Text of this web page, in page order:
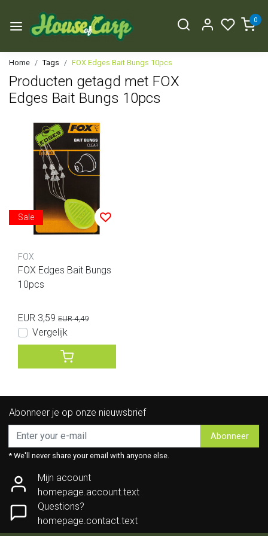
0
Home Tags FOX Edges Bait Bungs 10pcs
Producten getagd met FOX
Edges Bait Bungs 10pcs
Sale
FOX
FOX Edges Bait Bungs
10pcs
EUR 3,59 EUR 4,49
Vergelijk
Abonneer je op onze nieuwsbrief
Abonneer
* We'll never share your email with anyone else.
Mijn account
homepage.account.text
Questions?
homepage.contact.text